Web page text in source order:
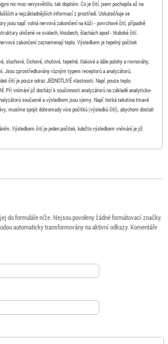
nic moc nevysvětlilo, tak doplním. Co je čití, jsem pochopila až na
a nejzákladnějších informací z prostředí. Uskutečňuje se
jsou např. volná nervová zakončení na kůži - povrchové čití, případně
uložené ve svalech, kloubech, šlachách apod - hluboké čití.
zakončení zaznamenají teplo. Výsledkem je tepelný počitek
sluchové, čichové, chuťové, tepelné, tlakové a dále polohy a rovnováhy,
Jsou zprostředkovány různým typem receptorů a analyzátorů.
čití je pouze odraz JEDNOTLIVÉ vlastnosti. Např. pouze teplo.
Při vnímání již dochází k součinnosti analyzátorů na základě analyticko-
současně a výsledkem jsou vjemy. Např. horká tekutina tmavé
musíme spojit dohromady více počitků (výsledků čití), abychom dostali
Výsledkem čití je jeden počitek, kdežto výsledkem vnímání je již
do formuláře níže. Nejsou povoleny žádné formátovací značky.
automaticky transformovány na aktivní odkazy. Komentáře